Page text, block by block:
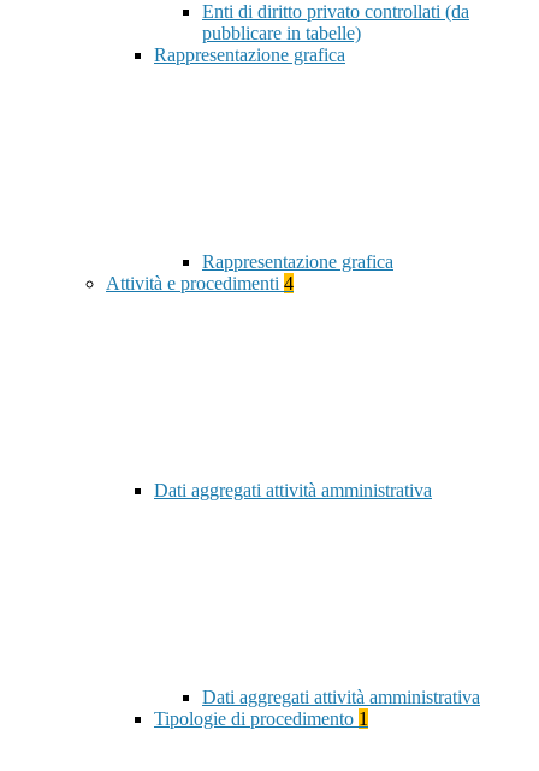
Enti di diritto privato controllati (da
pubblicare in tabelle)
Rappresentazione grafica
Rappresentazione grafica
Attività e procedimenti 4
Dati aggregati attività amministrativa
Dati aggregati attività amministrativa
Tipologie di procedimento 1